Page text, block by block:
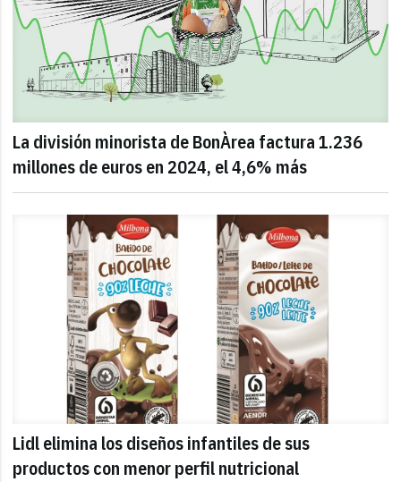
La división minorista de BonÀrea factura 1.236
millones de euros en 2024, el 4,6% más
Lidl elimina los diseños infantiles de sus
productos con menor perfil nutricional